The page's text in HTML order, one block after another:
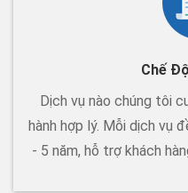
Chế
Dịch vụ nào chúng tôi
hành hợp lý. Mỗi dịch vụ
- 5 năm, hỗ trợ khách